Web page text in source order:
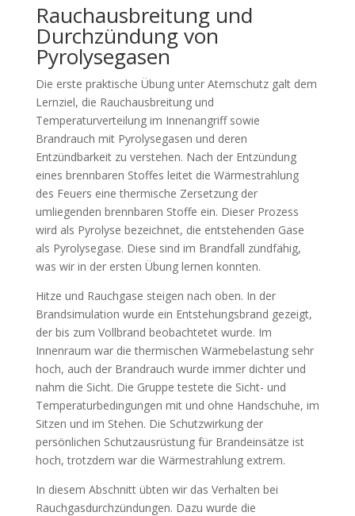
Rauchausbreitung und
Durchzündung von
Pyrolysegasen
Die erste praktische Übung unter Atemschutz galt dem
Lernziel, die Rauchausbreitung und
Temperaturverteilung im Innenangriff sowie
Brandrauch mit Pyrolysegasen und deren
Entzündbarkeit zu verstehen. Nach der Entzündung
eines brennbaren Stoffes leitet die Wärmestrahlung
des Feuers eine thermische Zersetzung der
umliegenden brennbaren Stoffe ein. Dieser Prozess
wird als Pyrolyse bezeichnet, die entstehenden Gase
als Pyrolysegase. Diese sind im Brandfall zündfähig,
was wir in der ersten Übung lernen konnten.
Hitze und Rauchgase steigen nach oben. In der
Brandsimulation wurde ein Entstehungsbrand gezeigt,
der bis zum Vollbrand beobachtetet wurde. Im
Innenraum war die thermischen Wärmebelastung sehr
hoch, auch der Brandrauch wurde immer dichter und
nahm die Sicht. Die Gruppe testete die Sicht- und
Temperaturbedingungen mit und ohne Handschuhe, im
Sitzen und im Stehen. Die Schutzwirkung der
persönlichen Schutzausrüstung für Brandeinsätze ist
hoch, trotzdem war die Wärmestrahlung extrem.
In diesem Abschnitt übten wir das Verhalten bei
Rauchgasdurchzündungen. Dazu wurde die